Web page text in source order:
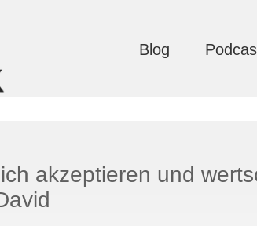
Blog
akzeptieren und